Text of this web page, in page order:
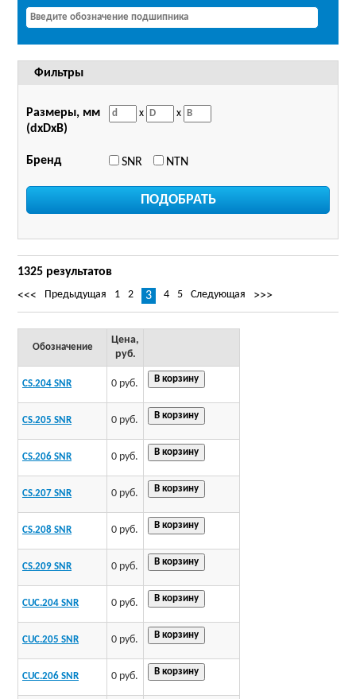
Фильтры
Размеры, мм
(dxDxB)
x x
Бренд SNR NTN
1325 результатов
<<<
Предыдущая 1 2 3 4 5 Следующая >>>
Обозначение
Цена,
руб.
CS.204 SNR 0 руб.
CS.205 SNR 0 руб.
CS.206 SNR 0 руб.
CS.207 SNR 0 руб.
CS.208 SNR 0 руб.
CS.209 SNR 0 руб.
CUC.204 SNR 0 руб.
CUC.205 SNR 0 руб.
CUC.206 SNR 0 руб.